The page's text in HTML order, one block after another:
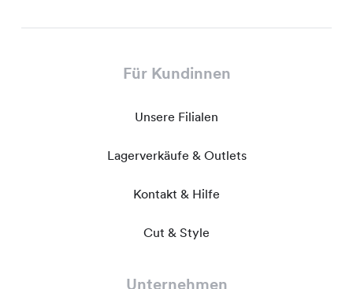
Für Kundinnen
Unsere Filialen
Lagerverkäufe & Outlets
Kontakt & Hilfe
Cut & Style
Unternehmen